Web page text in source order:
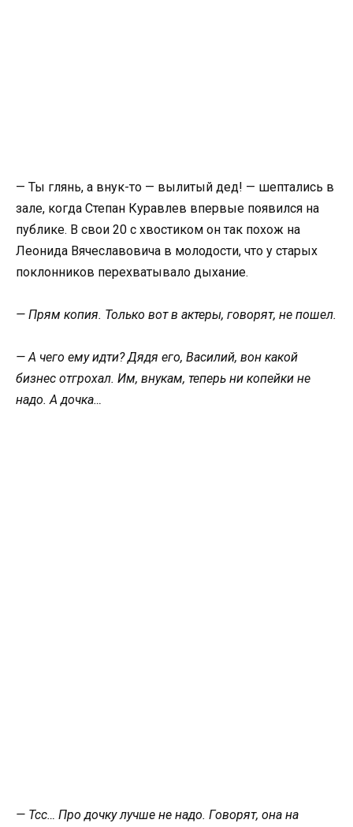
— Ты глянь, а внук-то — вылитый дед! — шептались в
зале, когда Степан Куравлев впервые появился на
публике. В свои 20 с хвостиком он так похож на
Леонида Вячеславовича в молодости, что у старых
поклонников перехватывало дыхание.
— Прям копия. Только вот в актеры, говорят, не пошел.
— А чего ему идти? Дядя его, Василий, вон какой
бизнес отгрохал. Им, внукам, теперь ни копейки не
надо. А дочка…
— Тсс… Про дочку лучше не надо. Говорят, она на